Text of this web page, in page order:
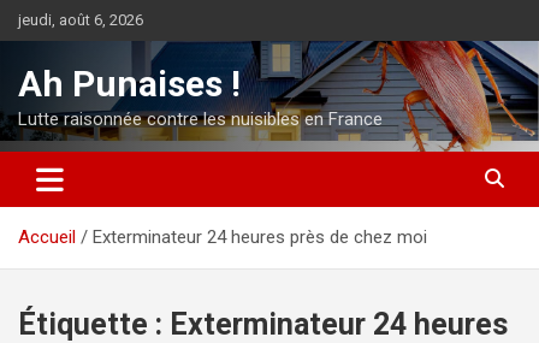
Aller
au
jeudi, août 6, 2026
Ah Punaises !
Lutte raisonnée contre les nuisibles en France
Accueil Exterminateur 24 heures près de chez moi
Étiquette : Exterminateur 24 heures